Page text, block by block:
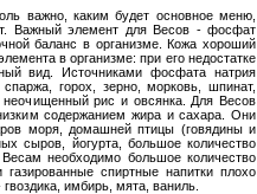
важно, каким будет основное меню,
Важный элемент для Весов - фосфат
баланс в организме. Кожа хороший
в организме: при его недостатке
вид. Источниками фосфата натрия
горох, зерно, морковь, шпинат,
рис и овсянка. Для Весов
содержанием жира и сахара. Они
моря, домашней птицы (говядины и
сыров, йогурта, большое количество
необходимо большое количество
спиртные напитки плохо
имбирь, мята, ваниль.